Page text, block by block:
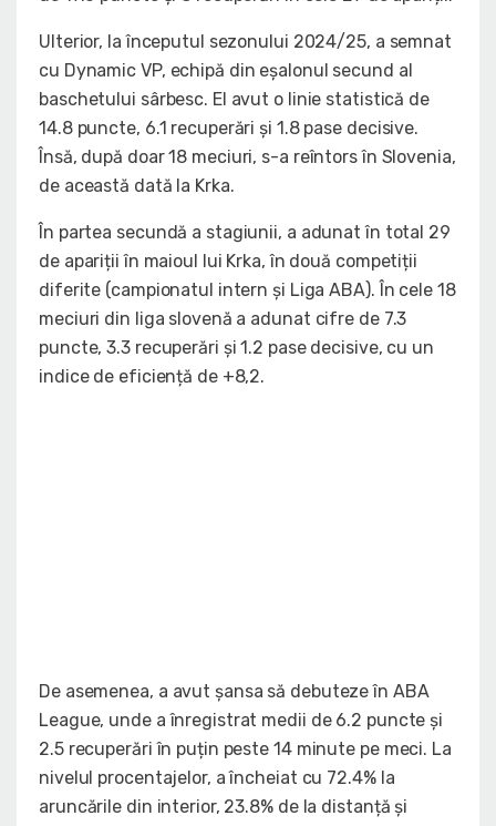
Ulterior, la începutul sezonului 2024/25, a semnat
cu Dynamic VP, echipă din eșalonul secund al
baschetului sârbesc. El avut o linie statistică de
14.8 puncte, 6.1 recuperări și 1.8 pase decisive.
Însă, după doar 18 meciuri, s-a reîntors în Slovenia,
de această dată la Krka.
În partea secundă a stagiunii, a adunat în total 29
de apariții în maioul lui Krka, în două competiții
diferite (campionatul intern și Liga ABA). În cele 18
meciuri din liga slovenă a adunat cifre de 7.3
puncte, 3.3 recuperări și 1.2 pase decisive, cu un
indice de eficiență de +8,2.
De asemenea, a avut șansa să debuteze în ABA
League, unde a înregistrat medii de 6.2 puncte și
2.5 recuperări în puțin peste 14 minute pe meci. La
nivelul procentajelor, a încheiat cu 72.4% la
aruncările din interior, 23.8% de la distanță și